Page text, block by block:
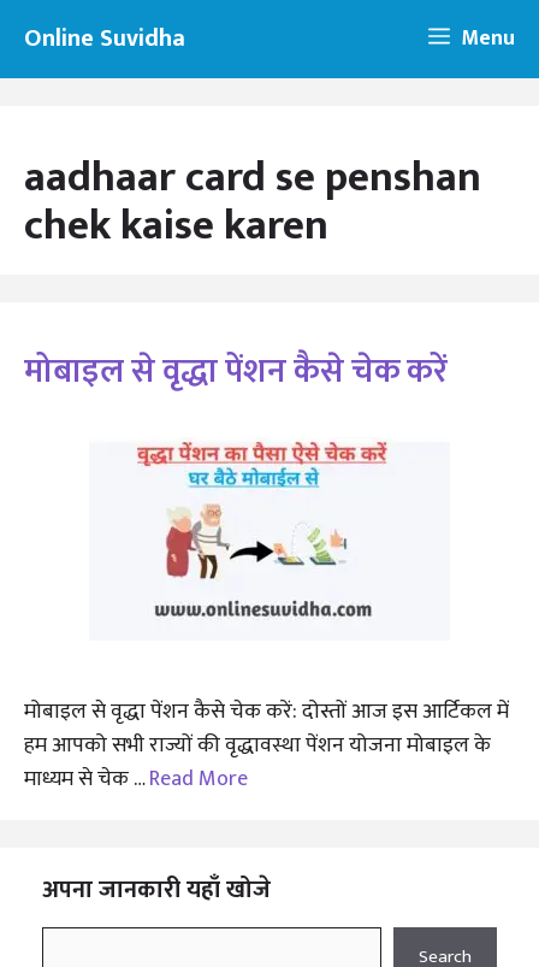
content
Online Suvidha Menu
aadhaar card se penshan
chek kaise karen
मोबाइल से वृद्धा पेंशन कैसे चेक करें
मोबाइल से वृद्धा पेंशन कैसे चेक करें: दोस्तों आज इस आर्टिकल में
हम आपको सभी राज्यों की वृद्धावस्था पेंशन योजना मोबाइल के
माध्यम से चेक …Read More
अपना जानकारी यहाँ खोजे
Search